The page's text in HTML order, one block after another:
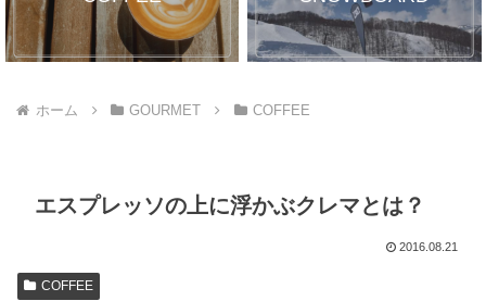
ホーム GOURMET COFFEE
エスプレッソの上に浮かぶクレマとは？
2016.08.21
COFFEE